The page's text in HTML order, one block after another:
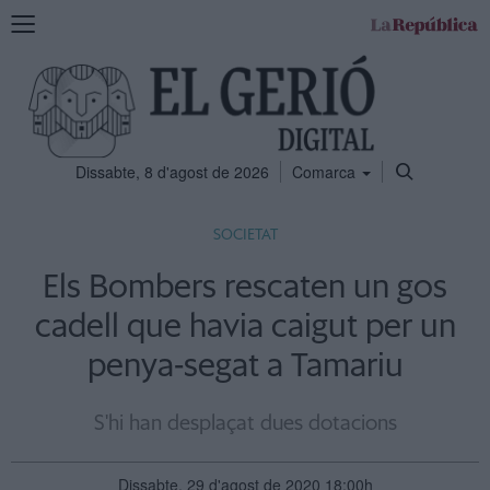
Mostra
navegació
Dissabte, 8 d'agost de 2026 Comarca
SOCIETAT
Els Bombers rescaten un gos
cadell que havia caigut per un
penya-segat a Tamariu
S'hi han desplaçat dues dotacions
Dissabte, 29 d'agost de 2020 18:00h